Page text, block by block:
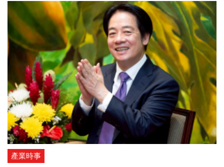
無人載具採購及戰力建置之急迫需求。立法院正在審查各黨提出的
法案版本，本文帶您看懂行政院版（綠版）、國民黨團和民眾黨團
版的草案差異、審查最新進度和法案未來走向。
產業時事